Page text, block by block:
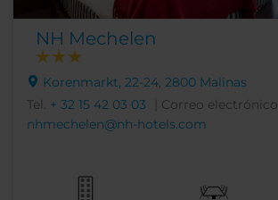
NH Mechelen
Korenmarkt, 22-24, 2800 Malinas
Tel. + 32 15 42 03 03
| Correo electrónico
nhmechelen@nh-hotels.com